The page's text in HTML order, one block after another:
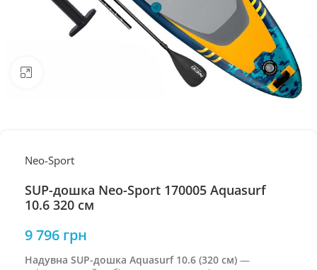
Натисніть, щоб збільшити
Neo-Sport
SUP-дошка Neo-Sport 170005 Aquasurf
10.6 320 см
9 796 грн
Надувна SUP-дошка Aquasurf 10.6 (320 см) —